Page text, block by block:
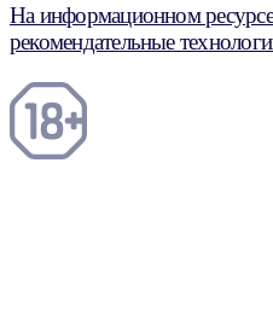
На информационном
рекомендательные